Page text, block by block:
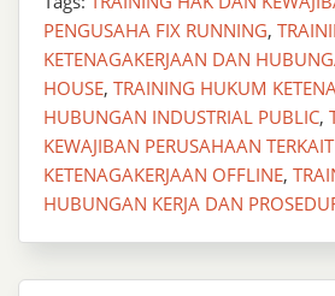
PENGUSAHA FIX RUNNING,
KETENAGAKERJAAN DAN
HOUSE, TRAINING HUKUM
HUBUNGAN INDUSTRIAL PUBLIC,
KEWAJIBAN PERUSAHAAN
KETENAGAKERJAAN OFFLINE,
HUBUNGAN KERJA DAN